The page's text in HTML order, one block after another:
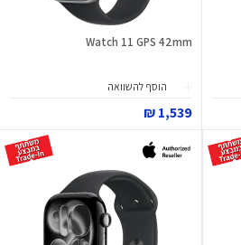
Watch 11 GPS 42mm
הוסף להשוואה
1,539 ₪